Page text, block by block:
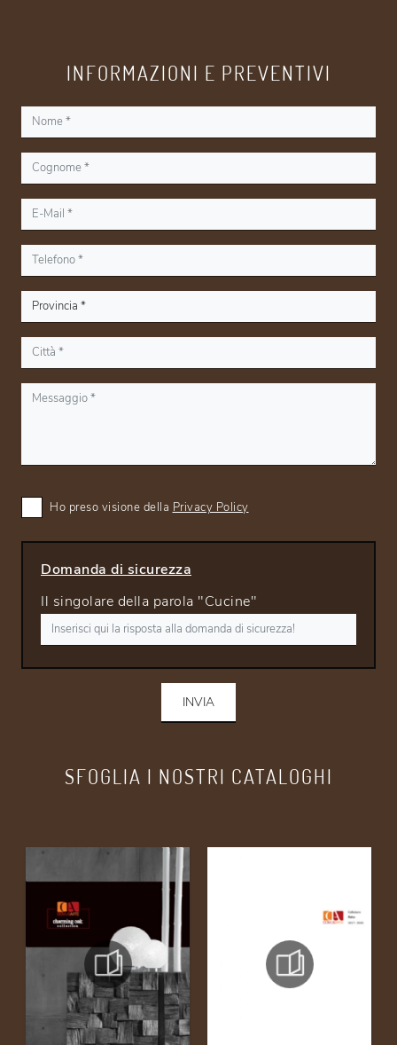
SFOGLIA I NOSTRI CATALOGHI
INFORMAZIONI E PREVENTIVI
Ho preso visione della Privacy Policy
Domanda di sicurezza
Il singolare della parola "Cucine"
INVIA